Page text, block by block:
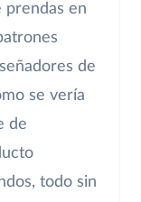
prendas en
de
se vería
de
todo sin